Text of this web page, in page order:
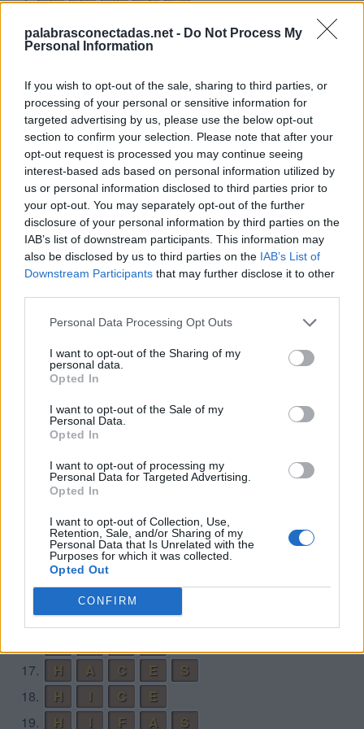
palabrasconectadas.net - Do Not Process My
Personal Information
If you wish to opt-out of the sale, sharing to third parties, or
processing of your personal or sensitive information for
targeted advertising by us, please use the below opt-out
section to confirm your selection. Please note that after your
opt-out request is processed you may continue seeing
interest-based ads based on personal information utilized by
us or personal information disclosed to third parties prior to
your opt-out. You may separately opt-out of the further
disclosure of your personal information by third parties on the
IAB’s list of downstream participants. This information may
also be disclosed by us to third parties on the IAB’s List of
Downstream Participants that may further disclose it to other
Personal Data Processing Opt Outs
I want to opt-out of the Sharing of my
personal data.
Opted In
I want to opt-out of the Sale of my
Personal Data.
Opted In
I want to opt-out of processing my
Personal Data for Targeted Advertising.
Opted In
I want to opt-out of Collection, Use,
Retention, Sale, and/or Sharing of my
Personal Data that Is Unrelated with the
Purposes for which it was collected.
Opted Out
CONFIRM
4. A R C
A
5. B A C
A
6.
A R C
A
7. C A B A R
É
8.
C A B R
A
9. C A B R
É
10.
C A R
A
Desafío 7
1.
A F C H
E
2. A F I C H E
S
C A S
E
C A S
I
C E
C H A
S
C H
C I A S
E
E C
C A
S
F A S
E
F E C H
A
14.
F I C H
A
15.
F I C H A
17.
H A C E
S
18.
H I C
E
19.
H I F A
S